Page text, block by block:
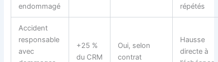
endommagé
répétés
Accident
responsable
avec
+25 %
du CRM
Oui, selon
contrat
Hausse
directe à